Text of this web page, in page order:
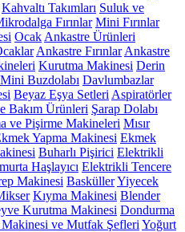
Kahvaltı Takımları Suluk ve
Fırınlar Mini Fırınlar
Ocak Ankastre Ürünleri
Ankastre Fırınlar Ankastre
Kurutma Makinesi Derin
Mini Buzdolabı Davlumbazlar
Beyaz Eşya Setleri Aspiratörler
Bakım Ürünleri Şarap Dolabı
ve Pişirme Makineleri Mısır
Yapma Makinesi Ekmek
Buharlı Pişirici Elektrikli
Haşlayıcı Elektrikli Tencere
Makinesi BasküllerYiyecek
Kıyma Makinesi Blender
Kurutma Makinesi Dondurma
ve Mutfak Şefleri Yoğurt